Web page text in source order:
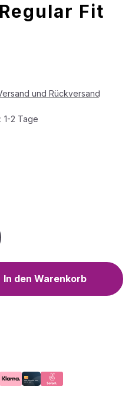
Fit
und Rückversand
1-2 Tage
den gewünschten
In den Warenkorb